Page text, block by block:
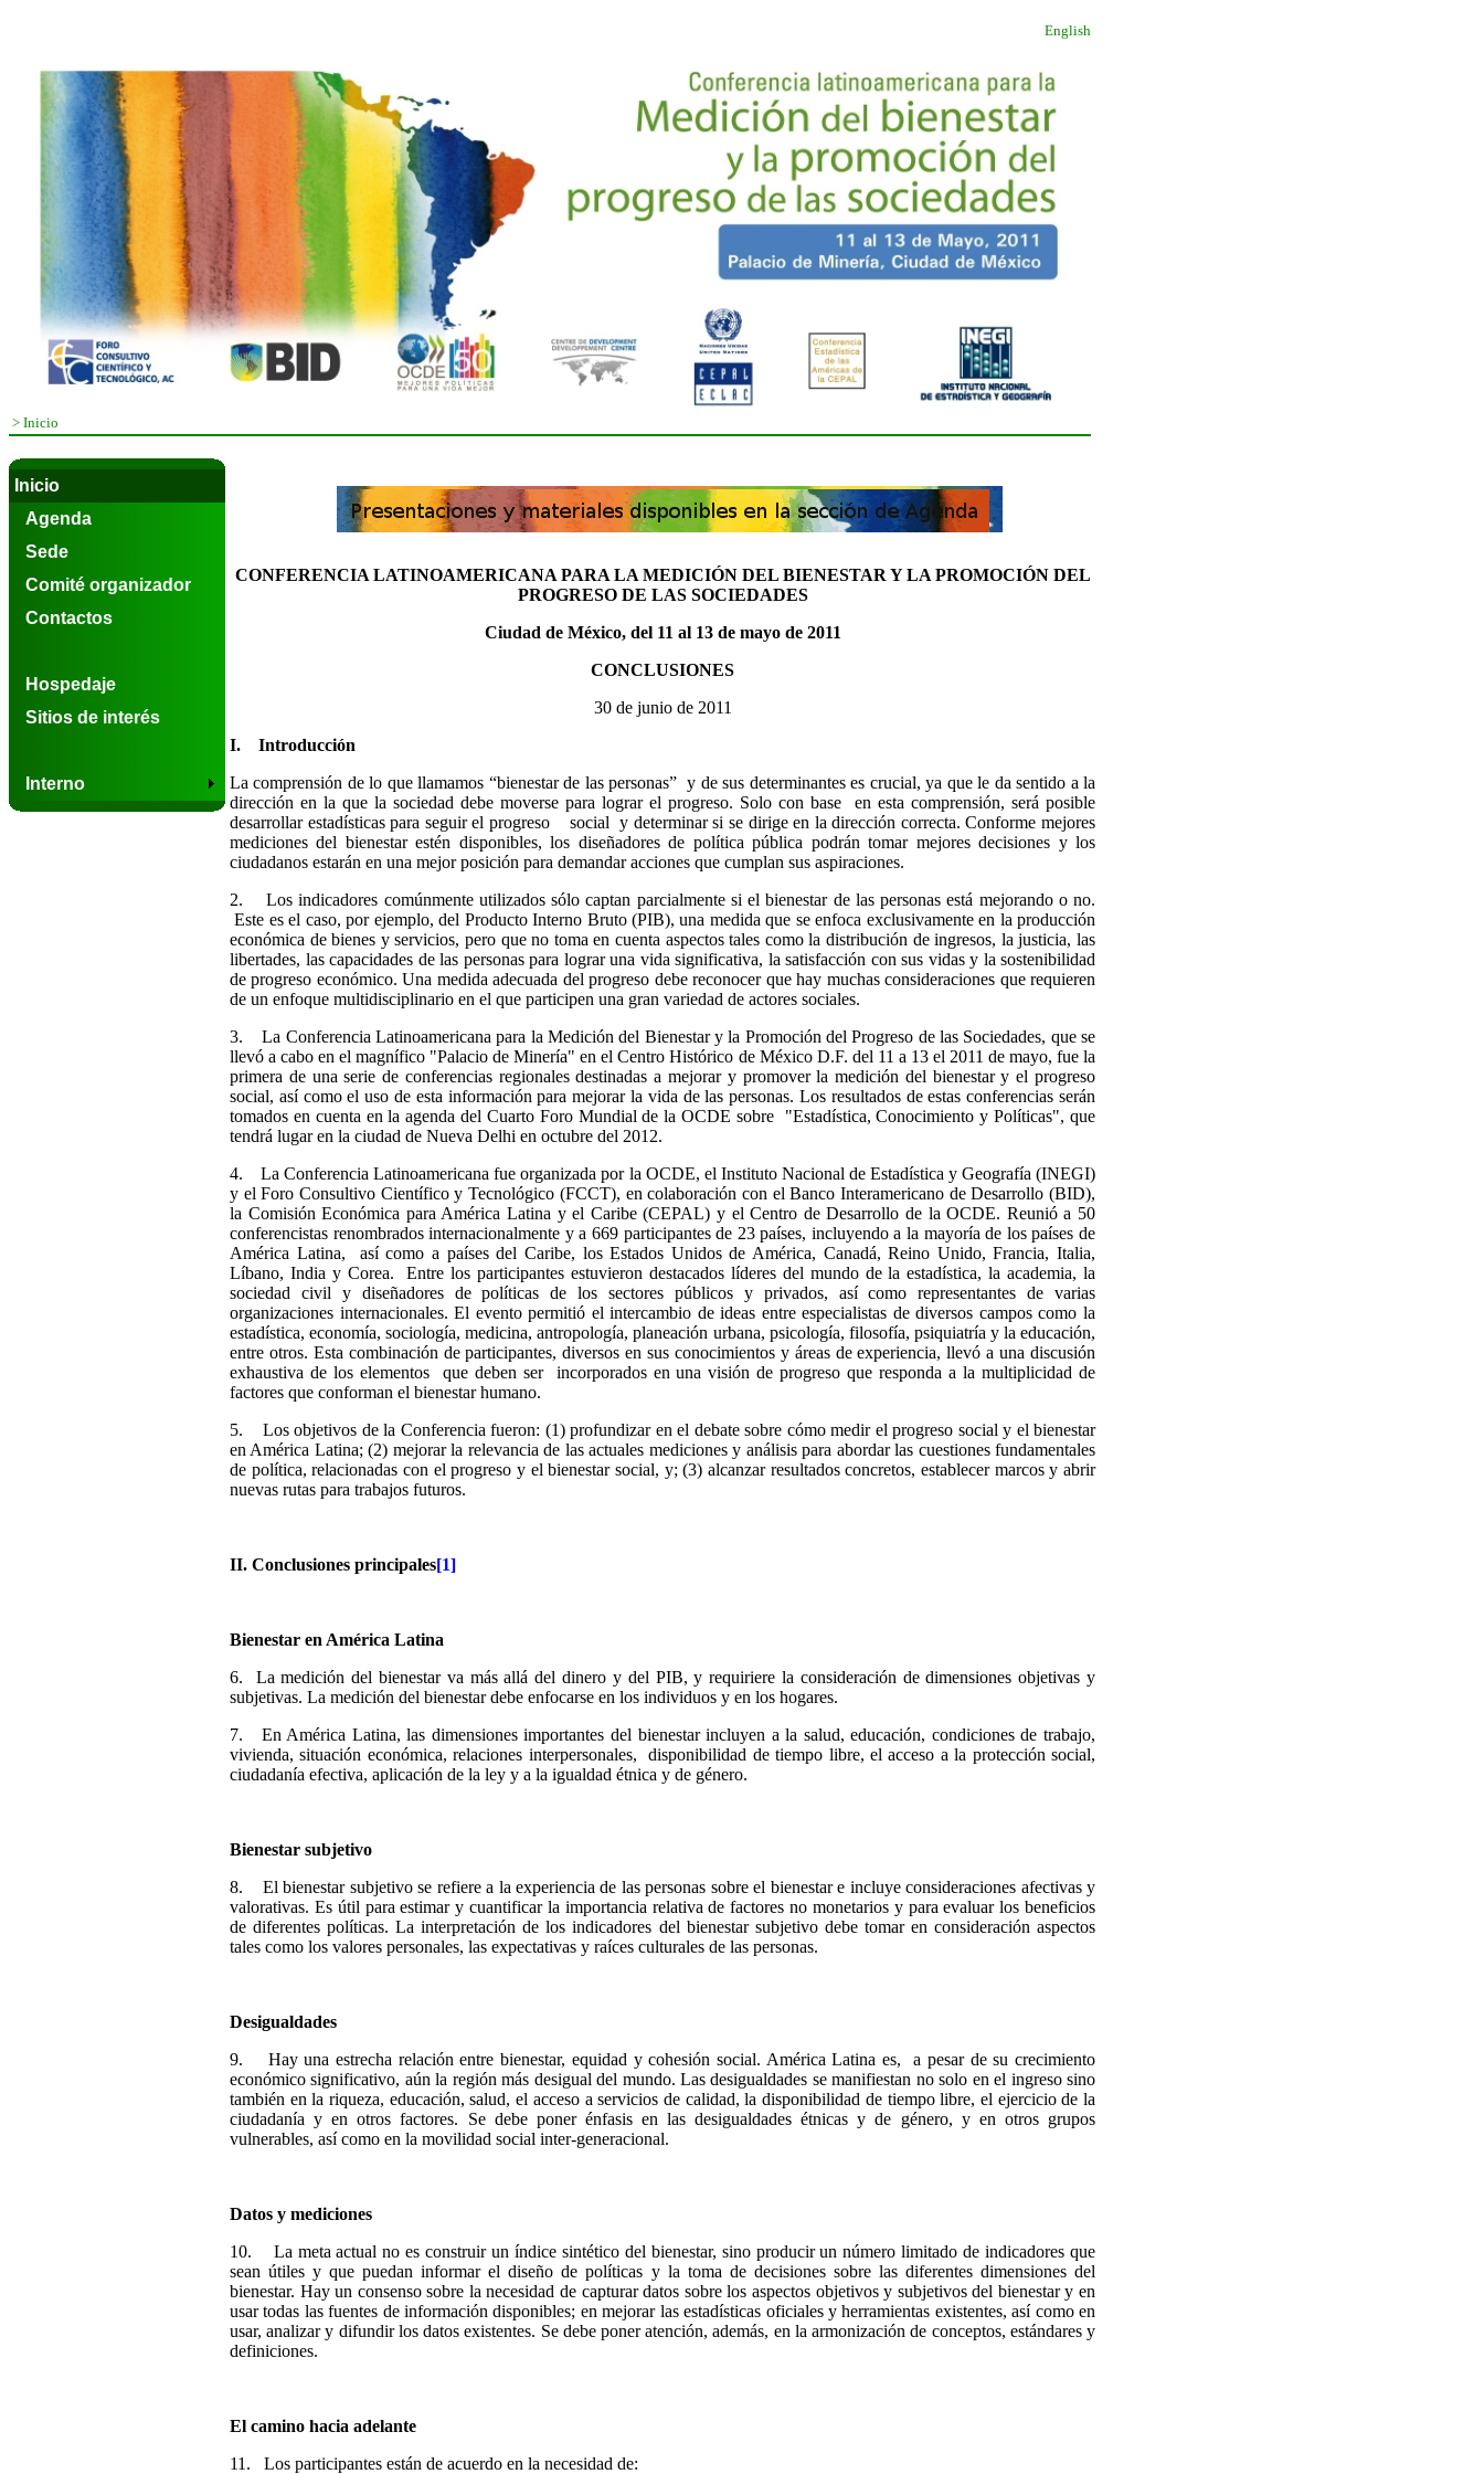
English
> Inicio
Inicio
Agenda
Sede
Comité organizador
Contactos
Hospedaje
Sitios de interés
Interno
CONFERENCIA LATINOAMERICANA PARA LA MEDICIÓN DEL BIENESTAR Y LA PROMOCIÓN DEL
PROGRESO DE LAS SOCIEDADES
Ciudad de México, del 11 al 13 de mayo de 2011
CONCLUSIONES
30 de junio de 2011
I. Introducción
La comprensión de lo que llamamos “bienestar de las personas” y de sus determinantes es crucial, ya que le da sentido a la
dirección en la que la sociedad debe moverse para lograr el progreso. Solo con base en esta comprensión, será posible
desarrollar estadísticas para seguir el progreso social y determinar si se dirige en la dirección correcta. Conforme mejores
mediciones del bienestar estén disponibles, los diseñadores de política pública podrán tomar mejores decisiones y los
ciudadanos estarán en una mejor posición para demandar acciones que cumplan sus aspiraciones.
2. Los indicadores comúnmente utilizados sólo captan parcialmente si el bienestar de las personas está mejorando o no.
Este es el caso, por ejemplo, del Producto Interno Bruto (PIB), una medida que se enfoca exclusivamente en la producción
económica de bienes y servicios, pero que no toma en cuenta aspectos tales como la distribución de ingresos, la justicia, las
libertades, las capacidades de las personas para lograr una vida significativa, la satisfacción con sus vidas y la sostenibilidad
de progreso económico. Una medida adecuada del progreso debe reconocer que hay muchas consideraciones que requieren
de un enfoque multidisciplinario en el que participen una gran variedad de actores sociales.
3. La Conferencia Latinoamericana para la Medición del Bienestar y la Promoción del Progreso de las Sociedades, que se
llevó a cabo en el magnífico "Palacio de Minería" en el Centro Histórico de México D.F. del 11 a 13 el 2011 de mayo, fue la
primera de una serie de conferencias regionales destinadas a mejorar y promover la medición del bienestar y el progreso
social, así como el uso de esta información para mejorar la vida de las personas. Los resultados de estas conferencias serán
tomados en cuenta en la agenda del Cuarto Foro Mundial de la OCDE sobre "Estadística, Conocimiento y Políticas", que
tendrá lugar en la ciudad de Nueva Delhi en octubre del 2012.
4. La Conferencia Latinoamericana fue organizada por la OCDE, el Instituto Nacional de Estadística y Geografía (INEGI)
y el Foro Consultivo Científico y Tecnológico (FCCT), en colaboración con el Banco Interamericano de Desarrollo (BID),
la Comisión Económica para América Latina y el Caribe (CEPAL) y el Centro de Desarrollo de la OCDE. Reunió a 50
conferencistas renombrados internacionalmente y a 669 participantes de 23 países, incluyendo a la mayoría de los países de
América Latina, así como a países del Caribe, los Estados Unidos de América, Canadá, Reino Unido, Francia, Italia,
Líbano, India y Corea. Entre los participantes estuvieron destacados líderes del mundo de la estadística, la academia, la
sociedad civil y diseñadores de políticas de los sectores públicos y privados, así como representantes de varias
organizaciones internacionales. El evento permitió el intercambio de ideas entre especialistas de diversos campos como la
estadística, economía, sociología, medicina, antropología, planeación urbana, psicología, filosofía, psiquiatría y la educación,
entre otros. Esta combinación de participantes, diversos en sus conocimientos y áreas de experiencia, llevó a una discusión
exhaustiva de los elementos que deben ser incorporados en una visión de progreso que responda a la multiplicidad de
factores que conforman el bienestar humano.
5. Los objetivos de la Conferencia fueron: (1) profundizar en el debate sobre cómo medir el progreso social y el bienestar
en América Latina; (2) mejorar la relevancia de las actuales mediciones y análisis para abordar las cuestiones fundamentales
de política, relacionadas con el progreso y el bienestar social, y; (3) alcanzar resultados concretos, establecer marcos y abrir
nuevas rutas para trabajos futuros.
II. Conclusiones principales[1]
Bienestar en América Latina
6. La medición del bienestar va más allá del dinero y del PIB, y requiriere la consideración de dimensiones objetivas y
subjetivas. La medición del bienestar debe enfocarse en los individuos y en los hogares.
7. En América Latina, las dimensiones importantes del bienestar incluyen a la salud, educación, condiciones de trabajo,
vivienda, situación económica, relaciones interpersonales, disponibilidad de tiempo libre, el acceso a la protección social,
ciudadanía efectiva, aplicación de la ley y a la igualdad étnica y de género.
Bienestar subjetivo
8. El bienestar subjetivo se refiere a la experiencia de las personas sobre el bienestar e incluye consideraciones afectivas y
valorativas. Es útil para estimar y cuantificar la importancia relativa de factores no monetarios y para evaluar los beneficios
de diferentes políticas. La interpretación de los indicadores del bienestar subjetivo debe tomar en consideración aspectos
tales como los valores personales, las expectativas y raíces culturales de las personas.
Desigualdades
9. Hay una estrecha relación entre bienestar, equidad y cohesión social. América Latina es, a pesar de su crecimiento
económico significativo, aún la región más desigual del mundo. Las desigualdades se manifiestan no solo en el ingreso sino
también en la riqueza, educación, salud, el acceso a servicios de calidad, la disponibilidad de tiempo libre, el ejercicio de la
ciudadanía y en otros factores. Se debe poner énfasis en las desigualdades étnicas y de género, y en otros grupos
vulnerables, así como en la movilidad social inter-generacional.
Datos y mediciones
10. La meta actual no es construir un índice sintético del bienestar, sino producir un número limitado de indicadores que
sean útiles y que puedan informar el diseño de políticas y la toma de decisiones sobre las diferentes dimensiones del
bienestar. Hay un consenso sobre la necesidad de capturar datos sobre los aspectos objetivos y subjetivos del bienestar y en
usar todas las fuentes de información disponibles; en mejorar las estadísticas oficiales y herramientas existentes, así como en
usar, analizar y difundir los datos existentes. Se debe poner atención, además, en la armonización de conceptos, estándares y
definiciones.
El camino hacia adelante
11. Los participantes están de acuerdo en la necesidad de: